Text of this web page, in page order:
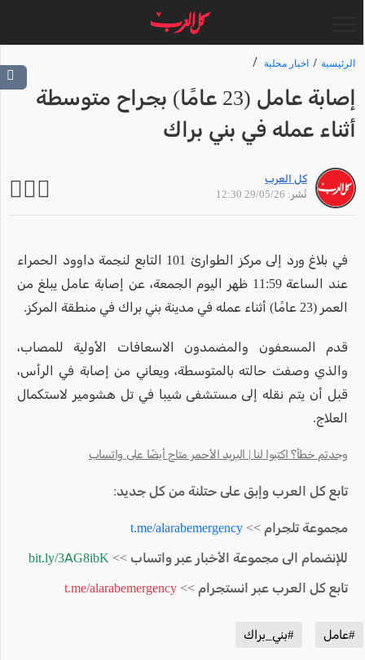
الرئيسية اخبار محلية
إصابة عامل (23 عامًا) بجراح متوسطة
أثناء عمله في بني براك
كل العرب
نُشر: 29/05/26 12:30
في بلاغ ورد إلى مركز الطوارئ 101 التابع لنجمة داوود الحمراء
عند الساعة 11:59 ظهر اليوم الجمعة، عن إصابة عامل يبلغ من
العمر (23 عامًا) أثناء عمله في مدينة بني براك في منطقة المركز.
قدم المسعفون والمضمدون الاسعافات الأولية للمصاب،
والذي وصفت حالته بالمتوسطة، ويعاني من إصابة في الرأس،
قبل أن يتم نقله إلى مستشفى شيبا في تل هشومير لاستكمال
العلاج.
وجدتم خطأ؟ اكتبوا لنا | البريد الأحمر متاح أيضًا على واتساب
تابع كل العرب وإبق على حتلنة من كل جديد:
مجموعة تلجرام >> t.me/alarabemergency
للإنضمام الى مجموعة الأخبار عبر واتساب >> bit.ly/3AG8ibK
تابع كل العرب عبر انستجرام >> t.me/alarabemergency
#عامل #بني_براك